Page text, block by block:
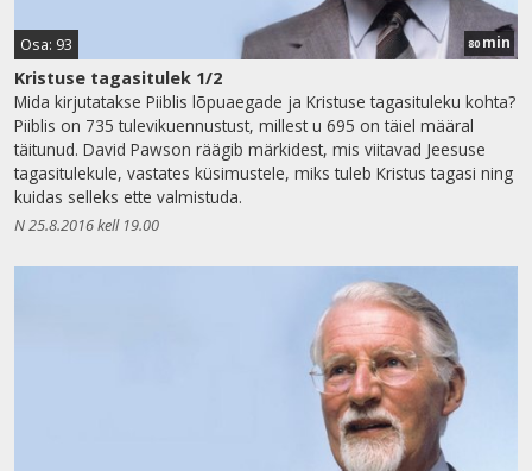
Osa: 93 80 min
Kristuse tagasitulek 1/2
Mida kirjutatakse Piiblis lõpuaegade ja Kristuse tagasituleku kohta?
Piiblis on 735 tulevikuennustust, millest u 695 on täiel määral
täitunud. David Pawson räägib märkidest, mis viitavad Jeesuse
tagasitulekule, vastates küsimustele, miks tuleb Kristus tagasi ning
kuidas selleks ette valmistuda.
N 25.8.2016 kell 19.00